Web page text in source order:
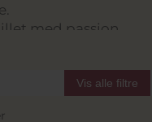
med passion
af dit gamle
, her er
Vis alle filtre